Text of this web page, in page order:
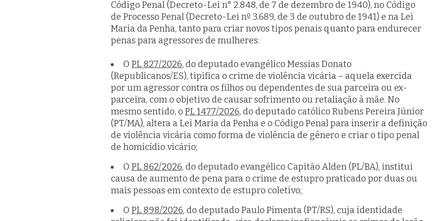
Código Penal (Decreto-Lei n° 2.848, de 7 de dezembro de 1940), no Código
de Processo Penal (Decreto-Lei nº 3.689, de 3 de outubro de 1941) e na Lei
Maria da Penha, tanto para criar novos tipos penais quanto para endurecer
penas para agressores de mulheres:
O PL 827/2026, do deputado evangélico Messias Donato
(Republicanos/ES), tipifica o crime de violência vicária – aquela exercida
por um agressor contra os filhos ou dependentes de sua parceira ou ex-
parceira, com o objetivo de causar sofrimento ou retaliação à mãe. No
mesmo sentido, oPL 1477/2026, do deputado católico Rubens Pereira Júnior
(PT/MA), altera a Lei Maria da Penha e o Código Penal para inserir a definição
de violência vicária como forma de violência de gênero e criar o tipo penal
de homicídio vicário;
O PL 862/2026, do deputado evangélico Capitão Alden (PL/BA), institui
causa de aumento de pena para o crime de estupro praticado por duas ou
mais pessoas em contexto de estupro coletivo;
O PL 898/2026, do deputado Paulo Pimenta (PT/RS), cuja identidade